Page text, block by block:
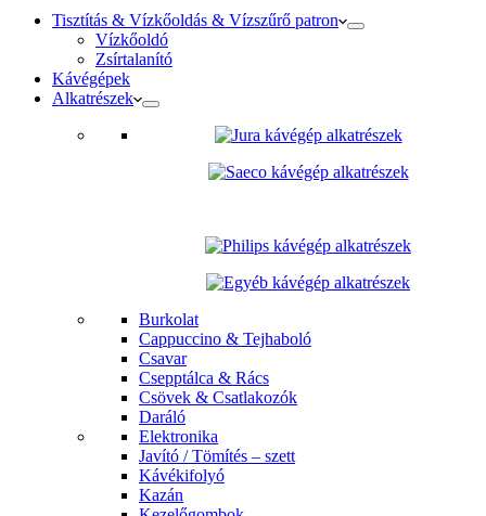
Tisztítás & Vízkőoldás & Vízszűrő patron
Vízkőoldó
Zsírtalanító
Kávégépek
Alkatrészek
Burkolat
Cappuccino & Tejhaboló
Csavar
Csepptálca & Rács
Csövek & Csatlakozók
Daráló
Elektronika
Javító / Tömítés – szett
Kávékifolyó
Kazán